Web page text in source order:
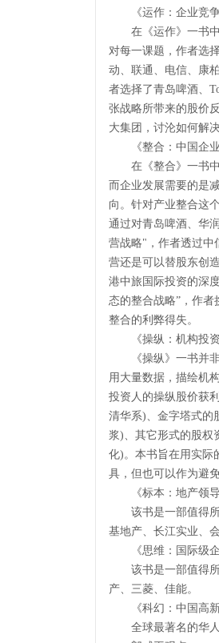
《运作：企业竞争
在《运作》一书中
对每一课题，作者选
动、联通、电信、康
者选择了青岛啤酒、
张战略所带来的股价
大集团，讨沦如何解
《整合：中国企业
在《整合》一书中
而企业发展需要的是
向。针对产业整合这
通过对青岛啤酒、华
营战略"，作者透过中
营还是可以替股东创
港中旅国际投资的深
态的整合战略”，作
整合的利弊得失。
《操纵：机构投资
《操纵》一书并非
用大量数据，描绘机
投资人的操纵股价获
清华系)、金字塔式的
浆)、其它形式的股权
化)。本书旨在用实际
具，但也可以作为避
《标本：地产领导
该书是一部值得所
基地产、长江实业、
《思维：国际级企
该书是一部值得所
产、三菱、佳能。
《科幻：中国高新
全球最著名的华人